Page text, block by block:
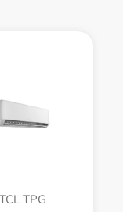
TCL TPG